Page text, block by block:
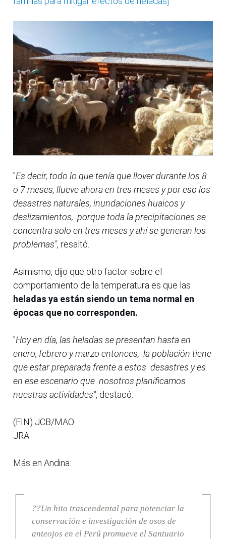
"Es decir, todo lo que tenía que llover durante los 8
o 7 meses, llueve ahora en tres meses y por eso los
desastres naturales, inundaciones huaicos y
deslizamientos, porque toda la precipitaciones se
concentra solo en tres meses y ahí se generan los
problemas", resaltó.
Asimismo, dijo que otro factor sobre el
comportamiento de la temperatura es que las
heladas ya están siendo un tema normal en
épocas que no corresponden.
"Hoy en día, las heladas se presentan hasta en
enero, febrero y marzo entonces, la población tiene
que estar preparada frente a estos desastres y es
en ese escenario que nosotros planificamos
nuestras actividades", destacó.
(FIN) JCB/MAO
JRA
Más en Andina:
??Un hito trascendental para potenciar la
conservación e investigación de osos de
anteojos en el Perú promueve el Santuario